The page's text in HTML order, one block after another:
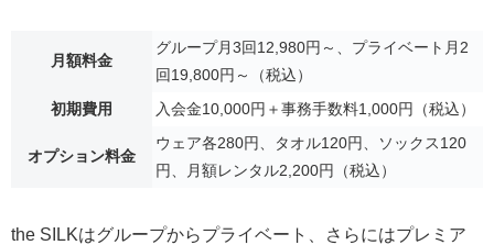
月額料金
グループ月3回12,980円～、プライベート月2
回19,800円～（税込）
初期費用
入会金10,000円＋事務手数料1,000円（税込）
オプション料金
ウェア各280円、タオル120円、ソックス120
円、月額レンタル2,200円（税込）
the SILKはグループからプライベート、さらにはプレミア